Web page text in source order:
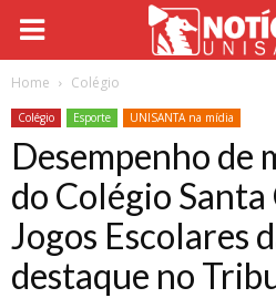
Home Colégio
Colégio Esporte UNISANTA na mídia
Desempenho de
do Colégio
Jogos Escolares
destaque no